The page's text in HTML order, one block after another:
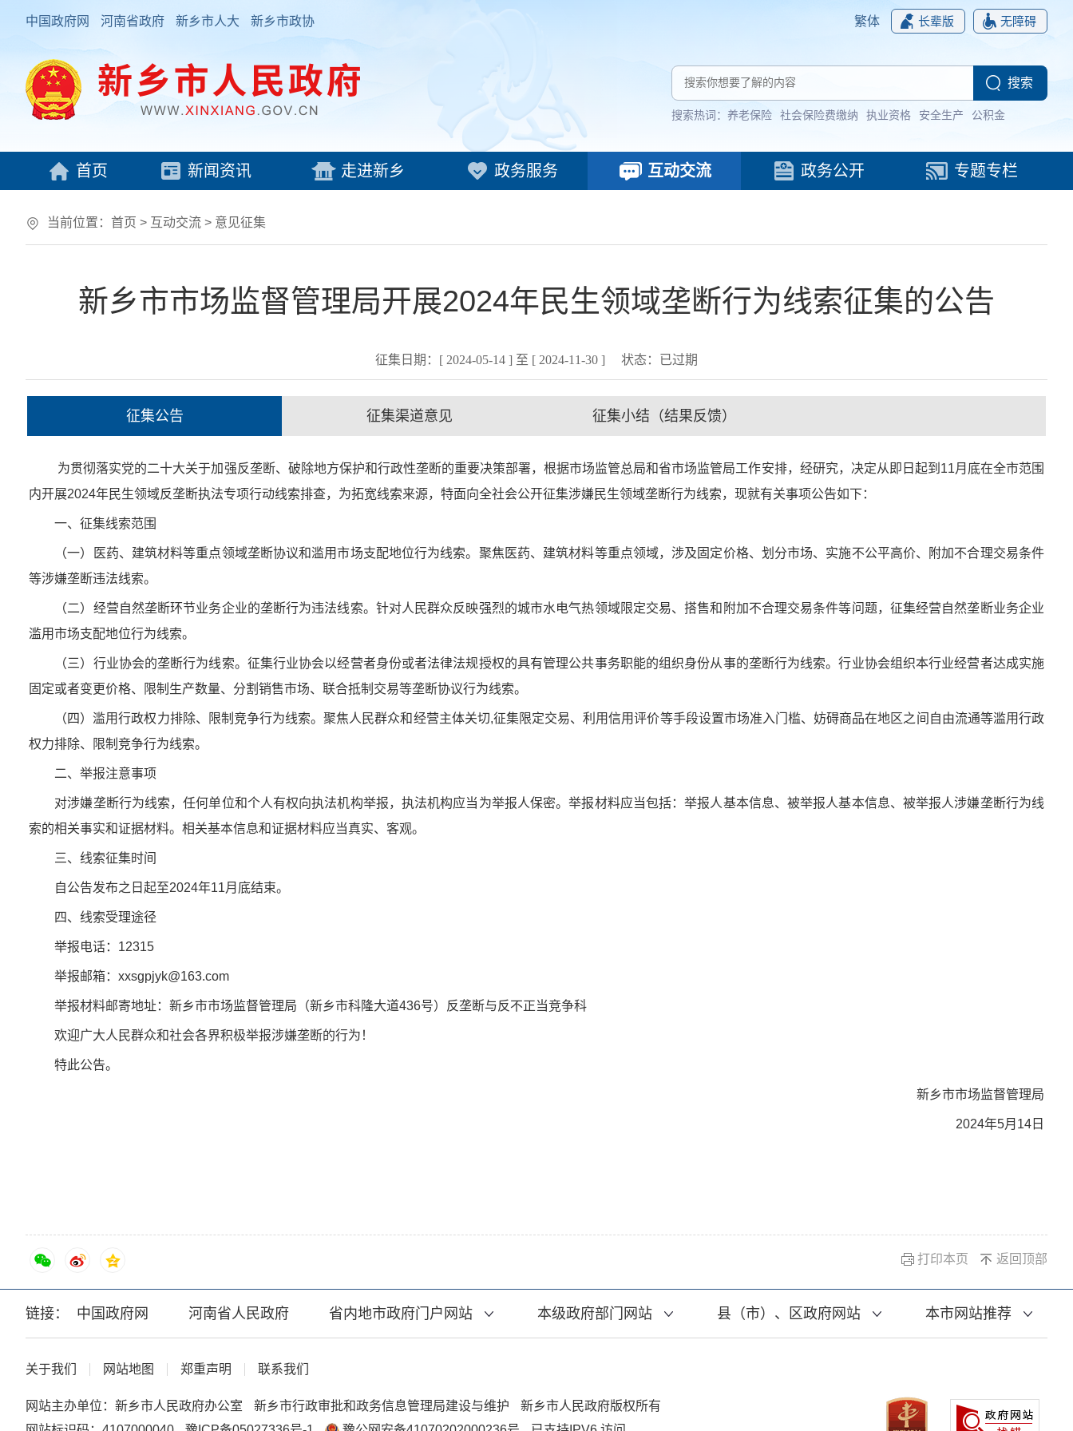
中国政府网 河南省政府 新乡市人大 新乡市政协 繁体 长辈版 无障碍
搜索热词： 养老保险 社会保险费缴纳 执业资格 安全生产 公积金
首页 新闻资讯 走进新乡 政务服务 互动交流 政务公开 专题专栏
当前位置： 首页 > 互动交流 > 意见征集
新乡市市场监督管理局开展2024年民生领域垄断行为线索征集的公告
征集日期：[ 2024-05-14 ] 至 [ 2024-11-30 ] 状态： 已过期
征集公告 征集渠道意见 征集小结（结果反馈）
为贯彻落实党的二十大关于加强反垄断、破除地方保护和行政性垄断的重要决策部署，根据市场监管总局和省市场监管局工作安排，经研究，决定从即日起到11月底在全市范围
内开展2024年民生领域反垄断执法专项行动线索排查，为拓宽线索来源，特面向全社会公开征集涉嫌民生领域垄断行为线索，现就有关事项公告如下：
一、征集线索范围
（一）医药、建筑材料等重点领域垄断协议和滥用市场支配地位行为线索。聚焦医药、建筑材料等重点领域，涉及固定价格、划分市场、实施不公平高价、附加不合理交易条件
等涉嫌垄断违法线索。
（二）经营自然垄断环节业务企业的垄断行为违法线索。针对人民群众反映强烈的城市水电气热领域限定交易、搭售和附加不合理交易条件等问题，征集经营自然垄断业务企业
滥用市场支配地位行为线索。
（三）行业协会的垄断行为线索。征集行业协会以经营者身份或者法律法规授权的具有管理公共事务职能的组织身份从事的垄断行为线索。行业协会组织本行业经营者达成实施
固定或者变更价格、限制生产数量、分割销售市场、联合抵制交易等垄断协议行为线索。
（四）滥用行政权力排除、限制竞争行为线索。聚焦人民群众和经营主体关切,征集限定交易、利用信用评价等手段设置市场准入门槛、妨碍商品在地区之间自由流通等滥用行政
权力排除、限制竞争行为线索。
二、举报注意事项
对涉嫌垄断行为线索，任何单位和个人有权向执法机构举报，执法机构应当为举报人保密。举报材料应当包括：举报人基本信息、被举报人基本信息、被举报人涉嫌垄断行为线
索的相关事实和证据材料。相关基本信息和证据材料应当真实、客观。
三、线索征集时间
自公告发布之日起至2024年11月底结束。
四、线索受理途径
举报电话：12315
举报邮箱：xxsgpjyk@163.com
举报材料邮寄地址：新乡市市场监督管理局（新乡市科隆大道436号）反垄断与反不正当竞争科
欢迎广大人民群众和社会各界积极举报涉嫌垄断的行为！
特此公告。
新乡市市场监督管理局
2024年5月14日
打印本页 返回顶部
链接： 中国政府网 河南省人民政府 省内地市政府门户网站 本级政府部门网站 县（市）、区政府网站 本市网站推荐
关于我们 网站地图 郑重声明 联系我们
网站主办单位：新乡市人民政府办公室 新乡市行政审批和政务信息管理局建设与维护
新乡市人民政府版权所有